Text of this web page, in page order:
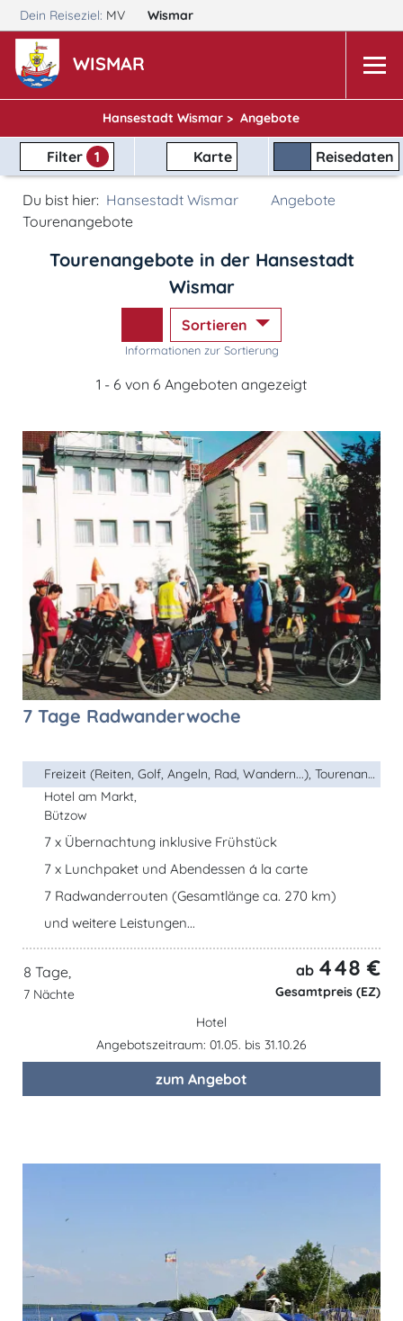
Dein Reiseziel: MV Wismar
WISMAR
Hansestadt Wismar > Angebote
Filter 1 Karte Reisedaten
Du bist hier: Hansestadt Wismar
Angebote
Tourenangebote
Tourenangebote in der Hansestadt
Wismar
Sortieren
Informationen zur Sortierung
1 - 6 von 6 Angeboten angezeigt
7 Tage Radwanderwoche
Freizeit (Reiten, Golf, Angeln, Rad, Wandern...), Tourenangebot, ...
Hotel am Markt,
Bützow
7 x Übernachtung inklusive Frühstück
7 x Lunchpaket und Abendessen á la carte
7 Radwanderrouten (Gesamtlänge ca. 270 km)
und weitere Leistungen...
8 Tage,
7 Nächte
ab 448 €
Gesamtpreis (EZ)
Hotel
Angebotszeitraum: 01.05. bis 31.10.26
zum Angebot